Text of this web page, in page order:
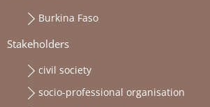
Burkina Faso
Stakeholders
civil society
socio-professional organisation